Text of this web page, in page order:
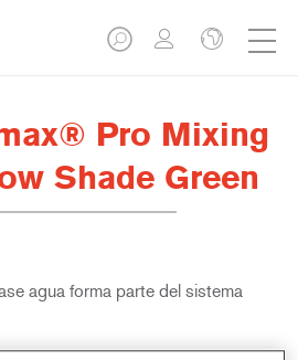
Pro Mixing
Shade Green
agua forma parte del sistema